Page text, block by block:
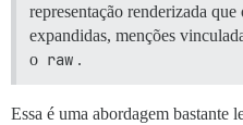
representação renderizada
expandidas, menções
o raw .
Essa é uma abordagem bastante